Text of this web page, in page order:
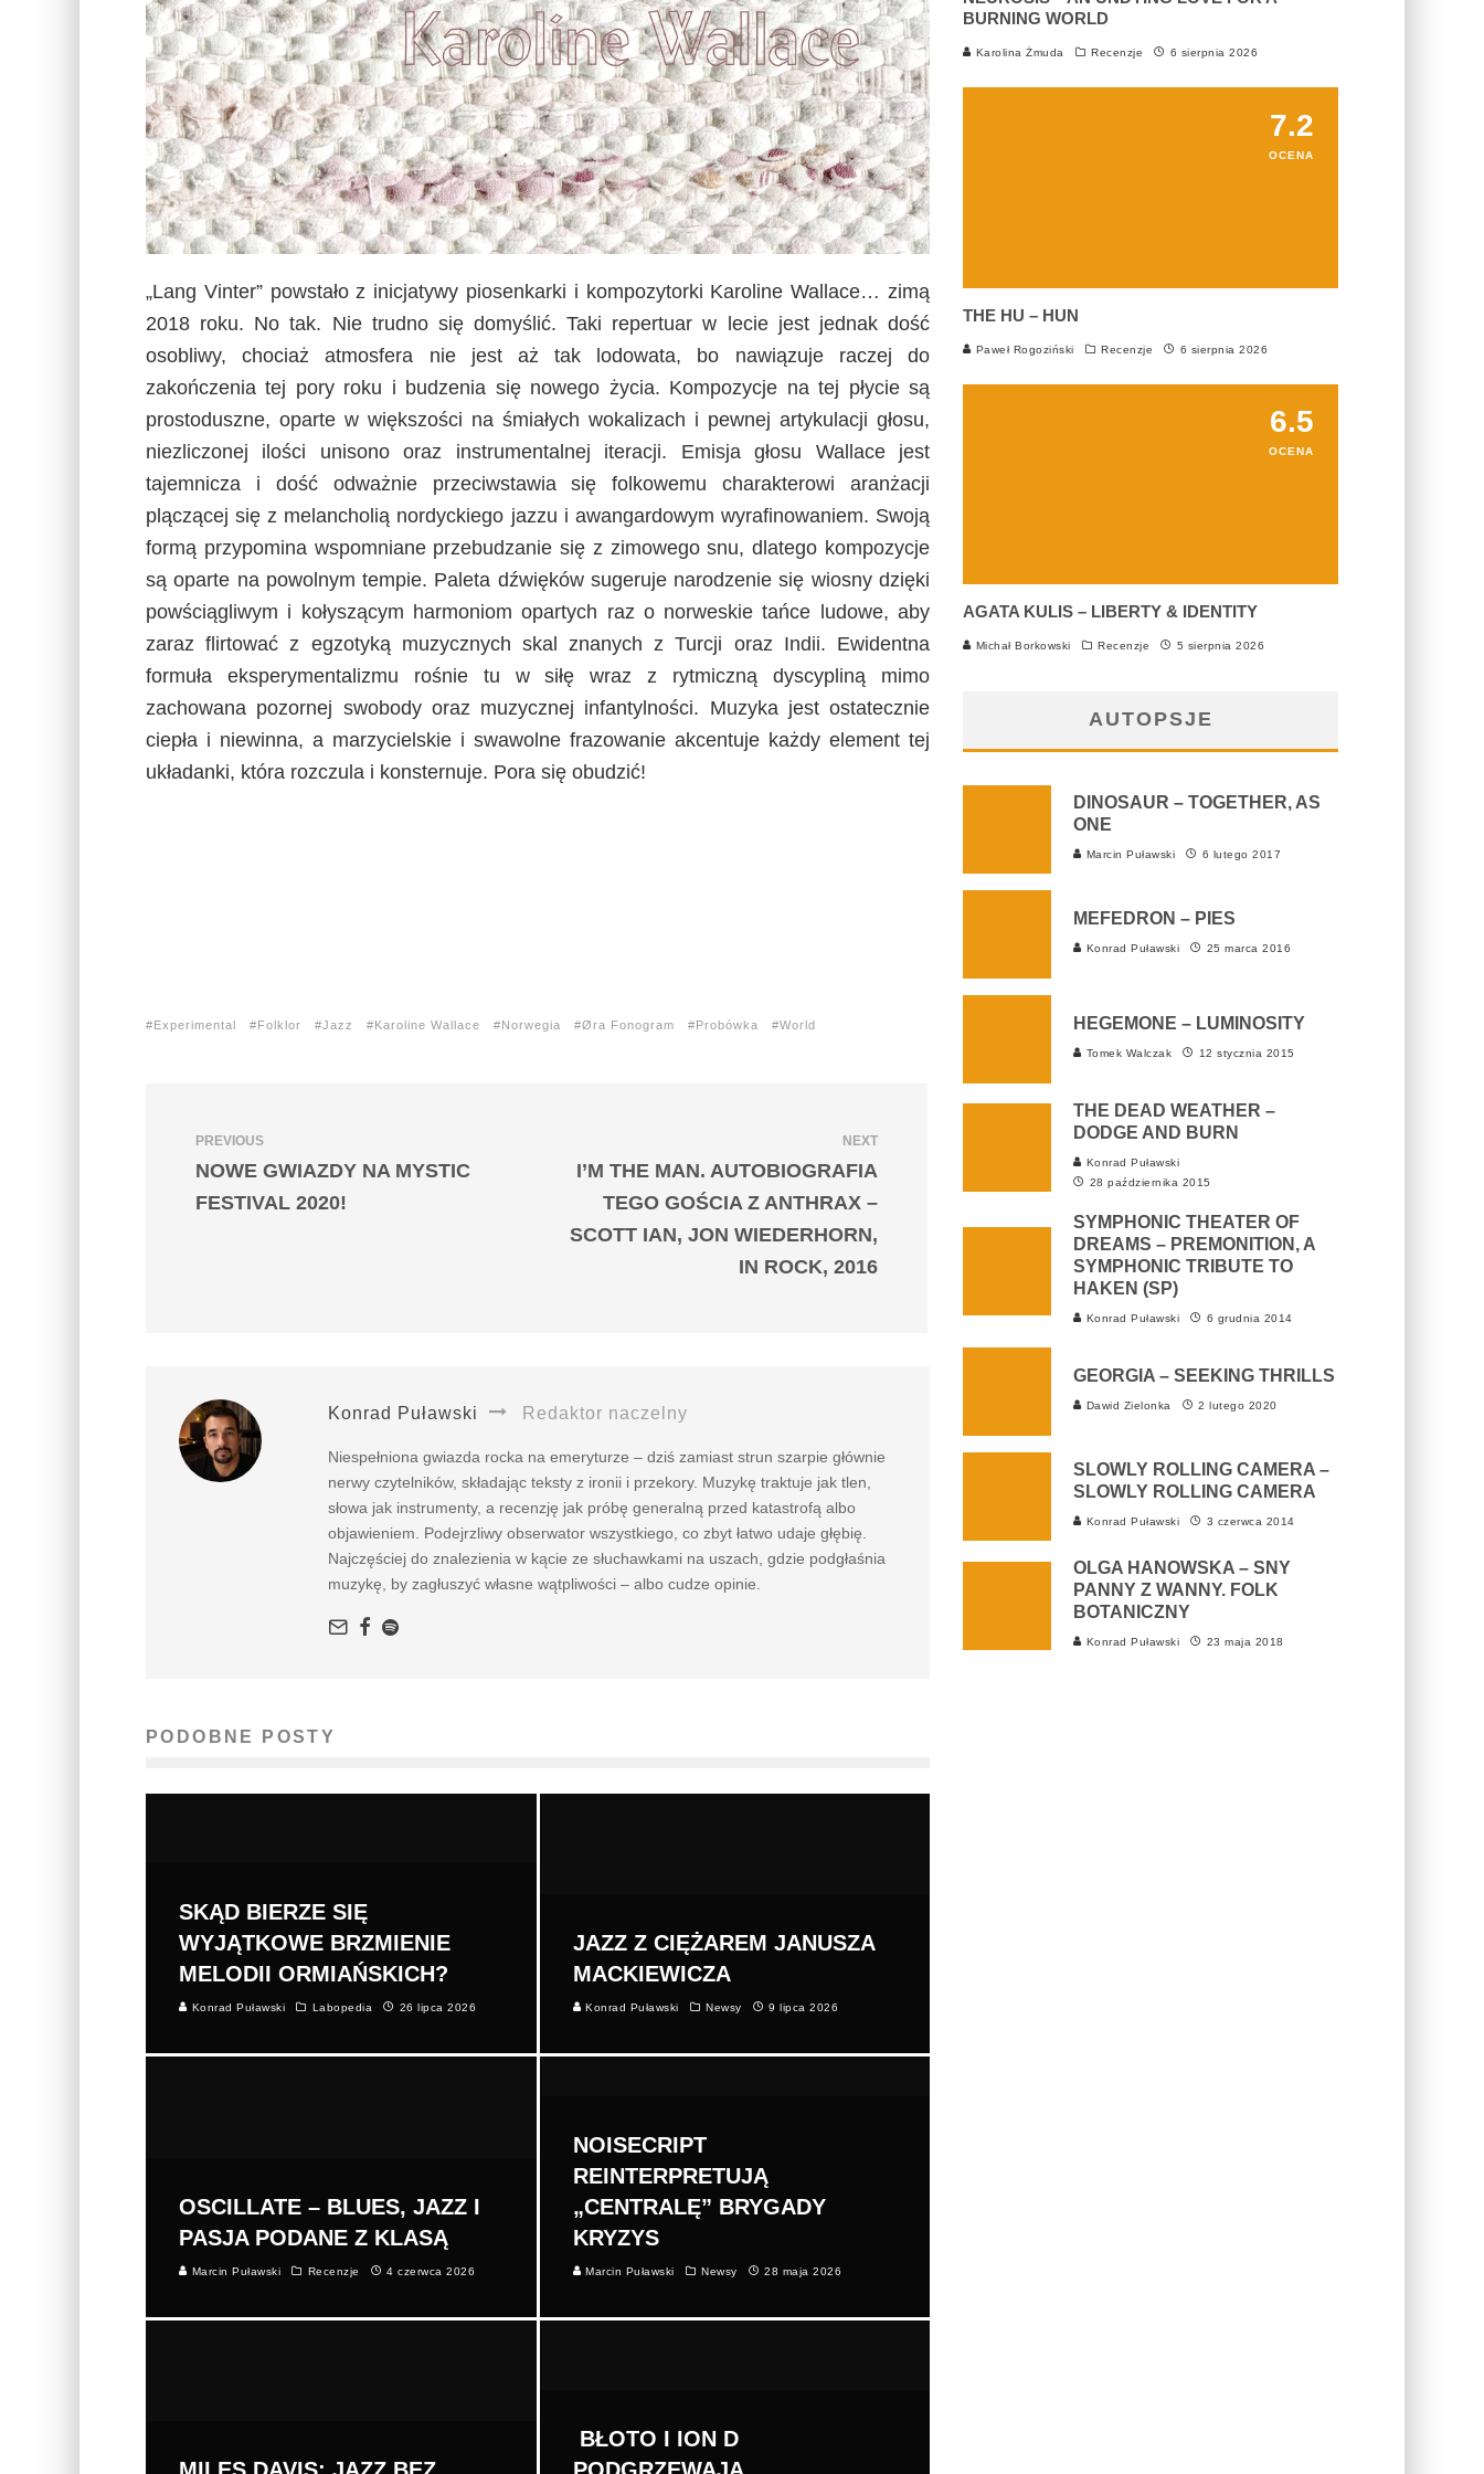
„Lang Vinter” powstało z inicjatywy piosenkarki i kompozytorki Karoline Wallace… zimą
2018 roku. No tak. Nie trudno się domyślić. Taki repertuar w lecie jest jednak dość
osobliwy, chociaż atmosfera nie jest aż tak lodowata, bo nawiązuje raczej do
zakończenia tej pory roku i budzenia się nowego życia. Kompozycje na tej płycie są
prostoduszne, oparte w większości na śmiałych wokalizach i pewnej artykulacji głosu,
niezliczonej ilości unisono oraz instrumentalnej iteracji. Emisja głosu Wallace jest
tajemnicza i dość odważnie przeciwstawia się folkowemu charakterowi aranżacji
plączącej się z melancholią nordyckiego jazzu i awangardowym wyrafinowaniem. Swoją
formą przypomina wspomniane przebudzanie się z zimowego snu, dlatego kompozycje
są oparte na powolnym tempie. Paleta dźwięków sugeruje narodzenie się wiosny dzięki
powściągliwym i kołyszącym harmoniom opartych raz o norweskie tańce ludowe, aby
zaraz flirtować z egzotyką muzycznych skal znanych z Turcji oraz Indii. Ewidentna
formuła eksperymentalizmu rośnie tu w siłę wraz z rytmiczną dyscypliną mimo
zachowana pozornej swobody oraz muzycznej infantylności. Muzyka jest ostatecznie
ciepła i niewinna, a marzycielskie i swawolne frazowanie akcentuje każdy element tej
układanki, która rozczula i konsternuje. Pora się obudzić!
Experimental Folklor Jazz Karoline Wallace Norwegia Øra Fonogram Probówka World
PREVIOUS
NOWE GWIAZDY NA MYSTIC
FESTIVAL 2020!
NEXT
I’M THE MAN. AUTOBIOGRAFIA
TEGO GOŚCIA Z ANTHRAX –
SCOTT IAN, JON WIEDERHORN,
IN ROCK, 2016
Konrad Puławski Redaktor naczelny
Niespełniona gwiazda rocka na emeryturze – dziś zamiast strun szarpie głównie
nerwy czytelników, składając teksty z ironii i przekory. Muzykę traktuje jak tlen,
słowa jak instrumenty, a recenzję jak próbę generalną przed katastrofą albo
objawieniem. Podejrzliwy obserwator wszystkiego, co zbyt łatwo udaje głębię.
Najczęściej do znalezienia w kącie ze słuchawkami na uszach, gdzie podgłaśnia
muzykę, by zagłuszyć własne wątpliwości – albo cudze opinie.
PODOBNE POSTY
SKĄD BIERZE SIĘ
WYJĄTKOWE BRZMIENIE
MELODII ORMIAŃSKICH?
Konrad Puławski Labopedia 26 lipca 2026
JAZZ Z CIĘŻAREM JANUSZA
MACKIEWICZA
Konrad Puławski Newsy 9 lipca 2026
OSCILLATE – BLUES, JAZZ I
PASJA PODANE Z KLASĄ
Marcin Puławski Recenzje 4 czerwca 2026
NOISECRIPT
REINTERPRETUJĄ
„CENTRALĘ” BRYGADY
KRYZYS
Marcin Puławski Newsy 28 maja 2026
BŁOTO I ION D
BURNING WORLD
Karolina Żmuda Recenzje 6 sierpnia 2026
7.2
OCENA
THE HU – HUN
Paweł Rogoziński Recenzje 6 sierpnia 2026
6.5
OCENA
AGATA KULIS – LIBERTY & IDENTITY
Michał Borkowski Recenzje 5 sierpnia 2026
AUTOPSJE
DINOSAUR – TOGETHER, AS
ONE
Marcin Puławski 6 lutego 2017
MEFEDRON – PIES
Konrad Puławski 25 marca 2016
HEGEMONE – LUMINOSITY
Tomek Walczak 12 stycznia 2015
THE DEAD WEATHER –
DODGE AND BURN
Konrad Puławski
28 października 2015
SYMPHONIC THEATER OF
DREAMS – PREMONITION, A
SYMPHONIC TRIBUTE TO
HAKEN (SP)
Konrad Puławski 6 grudnia 2014
GEORGIA – SEEKING THRILLS
Dawid Zielonka 2 lutego 2020
SLOWLY ROLLING CAMERA –
SLOWLY ROLLING CAMERA
Konrad Puławski 3 czerwca 2014
OLGA HANOWSKA – SNY
PANNY Z WANNY. FOLK
BOTANICZNY
Konrad Puławski 23 maja 2018